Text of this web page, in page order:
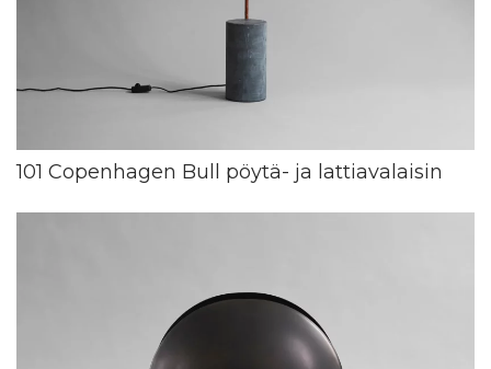
101 Copenhagen Bull pöytä- ja lattiavalaisin